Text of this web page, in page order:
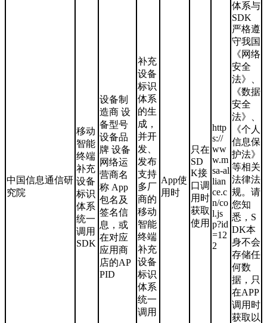
中国信息通信研
究院
移动
智能
终端
补充
设备
标识
体系
统一
调用
SDK
设备制
造商 设
备型号
设备品
牌 设备
网络运
营商名
称 App
包名及
签名信
息，或
在对应
应用商
店的AP
PID
补充
设备
标识
体系
的生
成，
并开
发、
发布
支持
多厂
商的
移动
智能
终端
补充
设备
标识
体系
统一
调用
App使
用时
只在
SD
K接
口调
用时
获取
使用
http
s://
ww
w.m
sa-al
lian
ce.c
n/co
l.js
p?id
=12
2
体系与
SDK
严格遵
守我国
《网络
安全
法》、
《数据
安全
法》、
《个人
信息保
护法》
等相关
法律法
规。请
您知
悉，S
DK本
身不会
存储任
何数
据，只
在APP
调用时
获取以